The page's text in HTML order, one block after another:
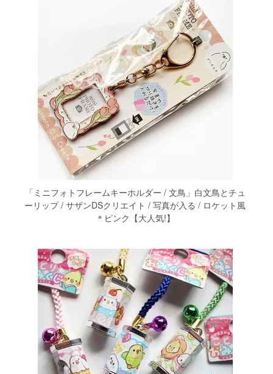
「ミニフォトフレームキーホルダー / 文鳥」白文鳥とチュ
ーリップ / サザンDSクリエイト / 写真が入る / ロケット風
＊ピンク【大人気!】